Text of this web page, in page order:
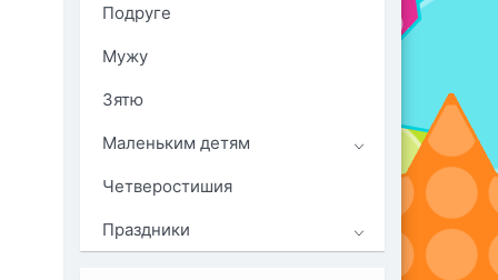
Подруге
Мужу
Зятю
Маленьким детям
Четверостишия
Праздники